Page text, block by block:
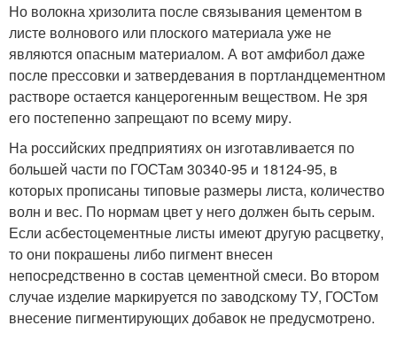
Но волокна хризолита после связывания цементом в
листе волнового или плоского материала уже не
являются опасным материалом. А вот амфибол даже
после прессовки и затвердевания в портландцементном
растворе остается канцерогенным веществом. Не зря
его постепенно запрещают по всему миру.
На российских предприятиях он изготавливается по
большей части по ГОСТам 30340-95 и 18124-95, в
которых прописаны типовые размеры листа, количество
волн и вес. По нормам цвет у него должен быть серым.
Если асбестоцементные листы имеют другую расцветку,
то они покрашены либо пигмент внесен
непосредственно в состав цементной смеси. Во втором
случае изделие маркируется по заводскому ТУ, ГОСТом
внесение пигментирующих добавок не предусмотрено.